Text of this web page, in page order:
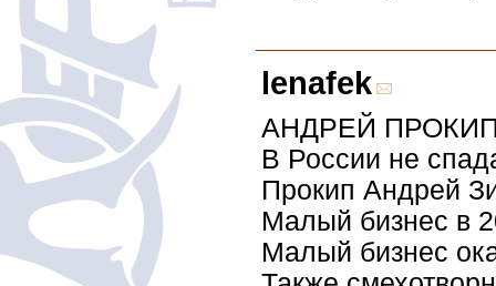
lenafek
АНДРЕЙ
В России не
Прокип Андрей
Малый бизнес в
Малый бизнес